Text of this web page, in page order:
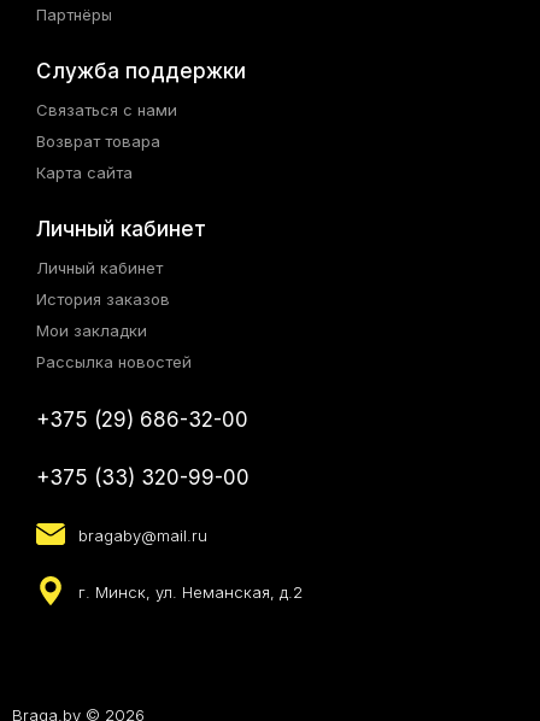
Партнёры
Служба поддержки
Связаться с нами
Возврат товара
Карта сайта
Личный кабинет
Личный кабинет
История заказов
Мои закладки
Рассылка новостей
+375 (29) 686-32-00
+375 (33) 320-99-00
bragaby@mail.ru
г. Минск, ул. Неманская, д.2
Braga.by © 2026